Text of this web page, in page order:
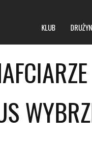
KLUB
Zarząd